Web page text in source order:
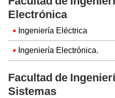
Electrónica
Ingeniería Eléctrica
Ingeniería Electrónica.
Facultad de
Sistemas